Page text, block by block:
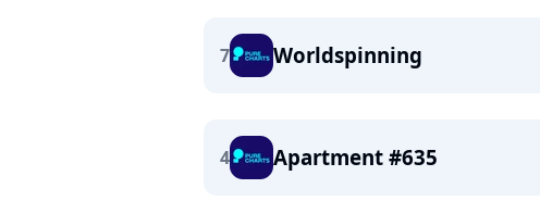
7 Worldspinning
4 Apartment #635